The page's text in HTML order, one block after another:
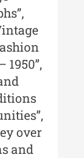
1950”,
over
and